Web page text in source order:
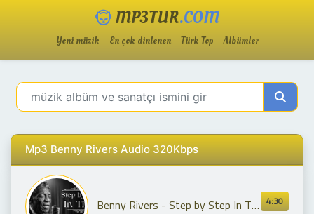
MP3TUR.COM
Yeni müzik En çok dinlenen Türk Top Albümler
Mp3 Benny Rivers Audio 320Kbps
4:30
Benny Rivers - Step by Step In Time (Official Video Lyric)